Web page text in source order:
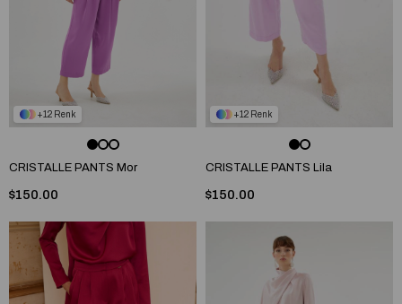
12
CRISTALLE PANTS Mor
$150.00
12
CRISTALLE PANTS Lila
$150.00